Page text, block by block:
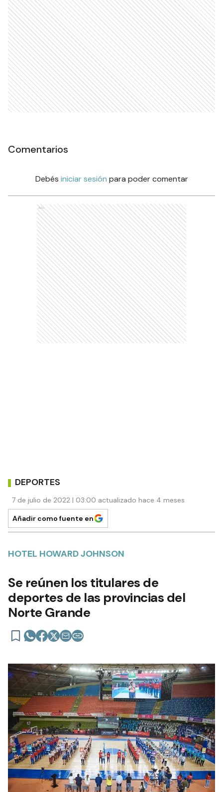
Comentarios
Debés iniciar sesión para poder comentar
Ads
DEPORTES
7 de julio de 2022 | 03:00 actualizado hace 4 meses
Añadir como fuente en
HOTEL HOWARD JOHNSON
Se reúnen los titulares de
deportes de las provincias del
Norte Grande